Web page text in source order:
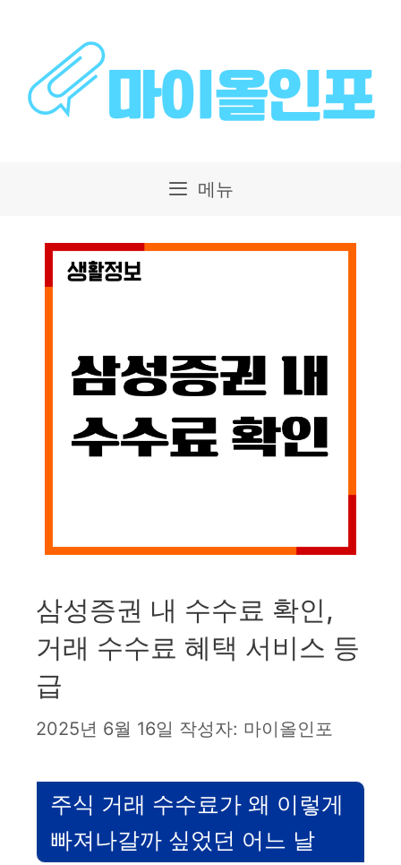
메뉴
삼성증권 내 수수료 확인,
거래 수수료 혜택 서비스 등
급
2025년 6월 16일 작성자: 마이올인포
주식 거래 수수료가 왜 이렇게
빠져나갈까 싶었던 어느 날